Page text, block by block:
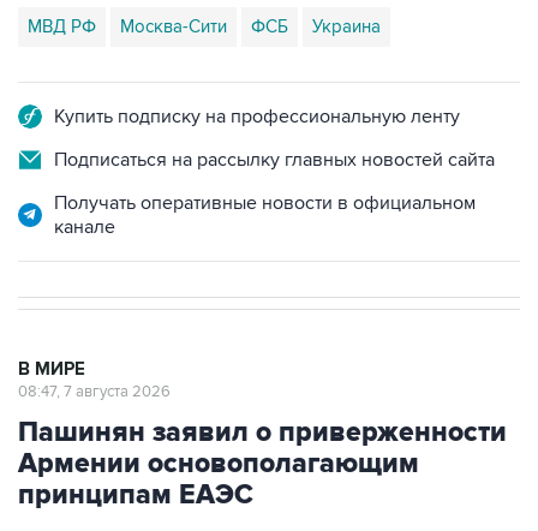
МВД РФ Москва-Сити ФСБ Украина
Купить подписку на профессиональную ленту
Подписаться на рассылку главных новостей сайта
Получать оперативные новости в официальном
канале
В МИРЕ
08:47, 7 августа 2026
Пашинян заявил о приверженности
Армении основополагающим
принципам ЕАЭС